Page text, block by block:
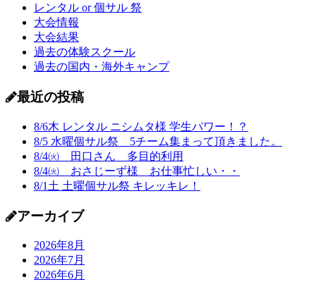
レンタル or 個サル 祭
大会情報
大会結果
過去の体験スクール
過去の国内・海外キャンプ
最近の投稿
8/6木 レンタル ニシムタ様 学生パワー！？
8/5 水曜個サル祭 5チーム集まって頂きました。
8/4㈫ 田口さん 多目的利用
8/4㈫ おさじーず様 お仕事忙しい・・
8/1土 土曜個サル祭 キレッキレ！
アーカイブ
2026年8月
2026年7月
2026年6月